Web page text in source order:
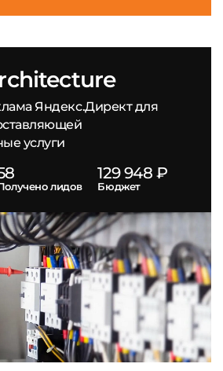
Яндекс.Директ для
услуги
лидов
129 948 ₽
Бюджет